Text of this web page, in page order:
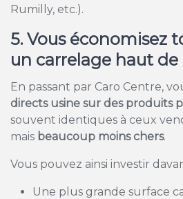
Rumilly, etc.).
5. Vous économisez
un carrelage haut
En passant par Caro Centre,
directs usine sur des produits
souvent identiques à ceux
mais beaucoup moins chers.
Vous pouvez ainsi investir
Une plus grande surface